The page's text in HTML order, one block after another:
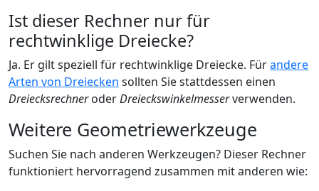
Ist dieser Rechner nur für
rechtwinklige Dreiecke?
Ja. Er gilt speziell für rechtwinklige Dreiecke. Fürandere
Arten von Dreiecken sollten Sie stattdessen einen
DreiecksrechneroderDreieckswinkelmesserverwenden.
Weitere Geometriewerkzeuge
Suchen Sie nach anderen Werkzeugen? Dieser Rechner
funktioniert hervorragend zusammen mit anderen wie: